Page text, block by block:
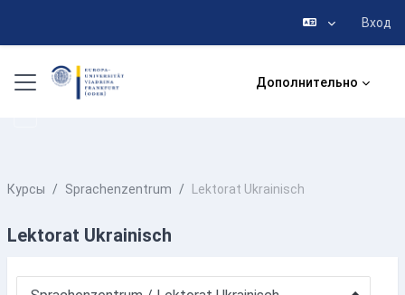
Вход
Боковая панель Дополнительно
Курсы Sprachenzentrum Lektorat Ukrainisch
Lektorat Ukrainisch